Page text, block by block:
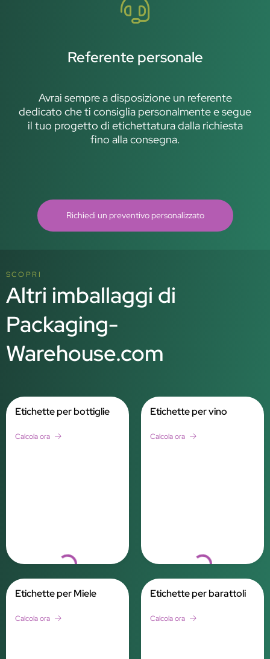
Referente personale
Avrai sempre a disposizione un referente
dedicato che ti consiglia personalmente e segue
il tuo progetto di etichettatura dalla richiesta
fino alla consegna.
Richiedi un preventivo personalizzato
SCOPRI
Altri imballaggi di
Packaging-
Warehouse.com
Loading...
Etichette per bottiglie
Calcola ora
Loading...
Etichette per vino
Calcola ora
Etichette per Miele
Calcola ora
Etichette per barattoli
Calcola ora